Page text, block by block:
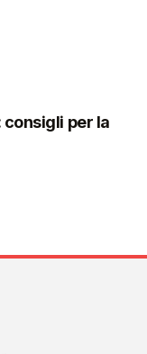
consigli per la